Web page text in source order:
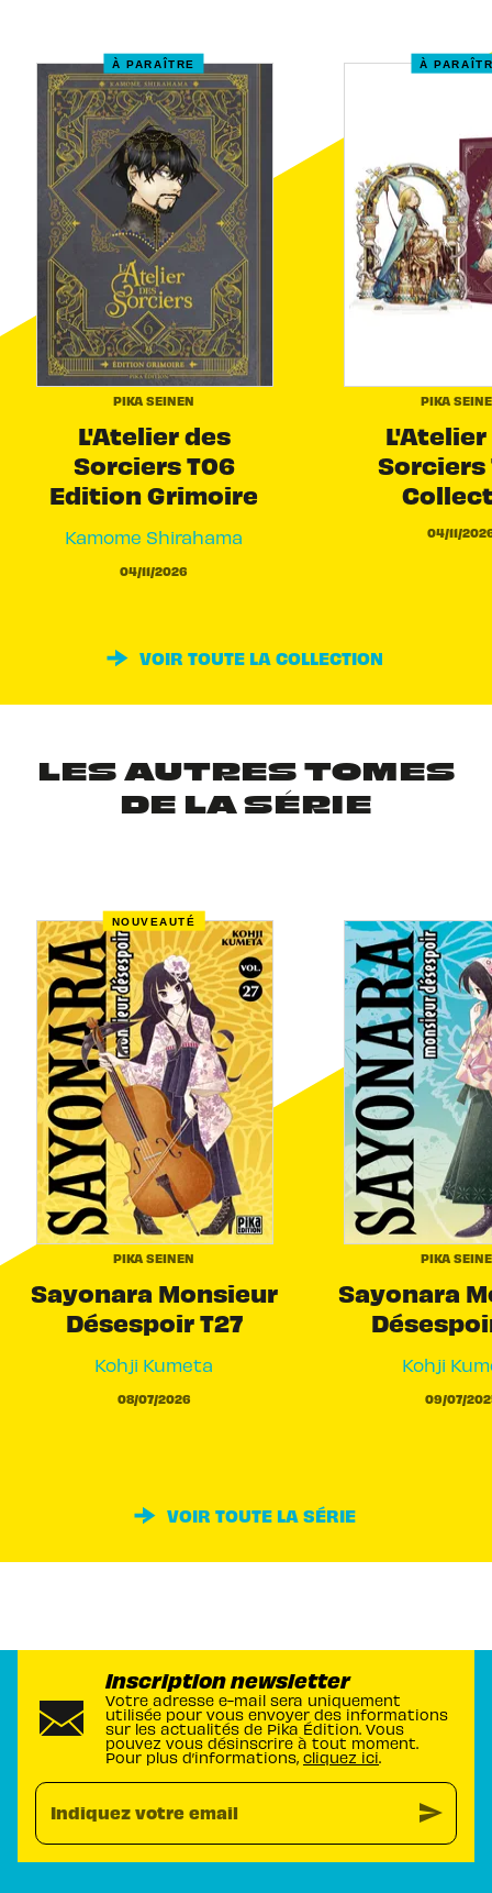
À PARAÎTRE
PIKA SEINEN
L'Atelier des
Sorciers T06
Edition Grimoire
Kamome Shirahama
04/11/2026
À
PIKA
L'Atelier
Sorciers
04/11/
VOIR TOUTE LA COLLECTION
LES AUTRES TOMES
DE LA SÉRIE
NOUVEAUTÉ
PIKA SEINEN
Sayonara Monsieur
Désespoir T27
Kohji Kumeta
08/07/2026
PIKA
Sayonara
Kohji
09/07/
VOIR TOUTE LA SÉRIE
Inscription newsletter
Votre adresse e-mail sera uniquement
utilisée pour vous envoyer des informations
sur les actualités de Pika Édition. Vous
pouvez vous désinscrire à tout moment.
Pour plus d’informations, cliquez ici.
Indiquez votre email send